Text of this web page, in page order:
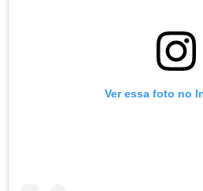
Ver essa foto no